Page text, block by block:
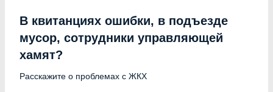
В квитанциях ошибки, в подъезде
мусор, сотрудники управляющей
хамят?
Расскажите о проблемах с ЖКХ